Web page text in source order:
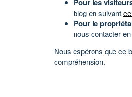
Pour les
blog en suivant
Pour le
nous contacter
Nous espérons que ce
compréhension.